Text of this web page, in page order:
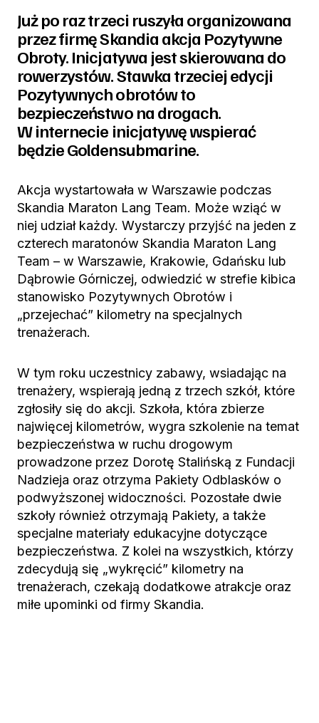
Już po raz trzeci ruszyła organizowana
przez firmę Skandia akcja Pozytywne
Obroty. Inicjatywa jest skierowana do
rowerzystów. Stawka trzeciej edycji
Pozytywnych obrotów to
bezpieczeństwo na drogach.
W internecie inicjatywę wspierać
będzie Goldensubmarine.
Akcja wystartowała w Warszawie podczas
Skandia Maraton Lang Team. Może wziąć w
niej udział każdy. Wystarczy przyjść na jeden z
czterech maratonów Skandia Maraton Lang
Team – w Warszawie, Krakowie, Gdańsku lub
Dąbrowie Górniczej, odwiedzić w strefie kibica
stanowisko Pozytywnych Obrotów i
„przejechać” kilometry na specjalnych
trenażerach.
W tym roku uczestnicy zabawy, wsiadając na
trenażery, wspierają jedną z trzech szkół, które
zgłosiły się do akcji. Szkoła, która zbierze
najwięcej kilometrów, wygra szkolenie na temat
bezpieczeństwa w ruchu drogowym
prowadzone przez Dorotę Stalińską z Fundacji
Nadzieja oraz otrzyma Pakiety Odblasków o
podwyższonej widoczności. Pozostałe dwie
szkoły również otrzymają Pakiety, a także
specjalne materiały edukacyjne dotyczące
bezpieczeństwa. Z kolei na wszystkich, którzy
zdecydują się „wykręcić” kilometry na
trenażerach, czekają dodatkowe atrakcje oraz
miłe upominki od firmy Skandia.